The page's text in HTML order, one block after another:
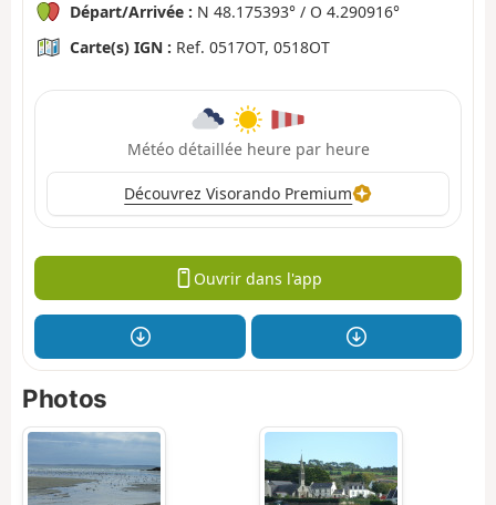
Départ/Arrivée : N 48.175393° / O 4.290916°
Carte(s) IGN : Ref. 0517OT, 0518OT
Météo détaillée heure par heure
Découvrez Visorando Premium
Ouvrir dans l'app
Photos